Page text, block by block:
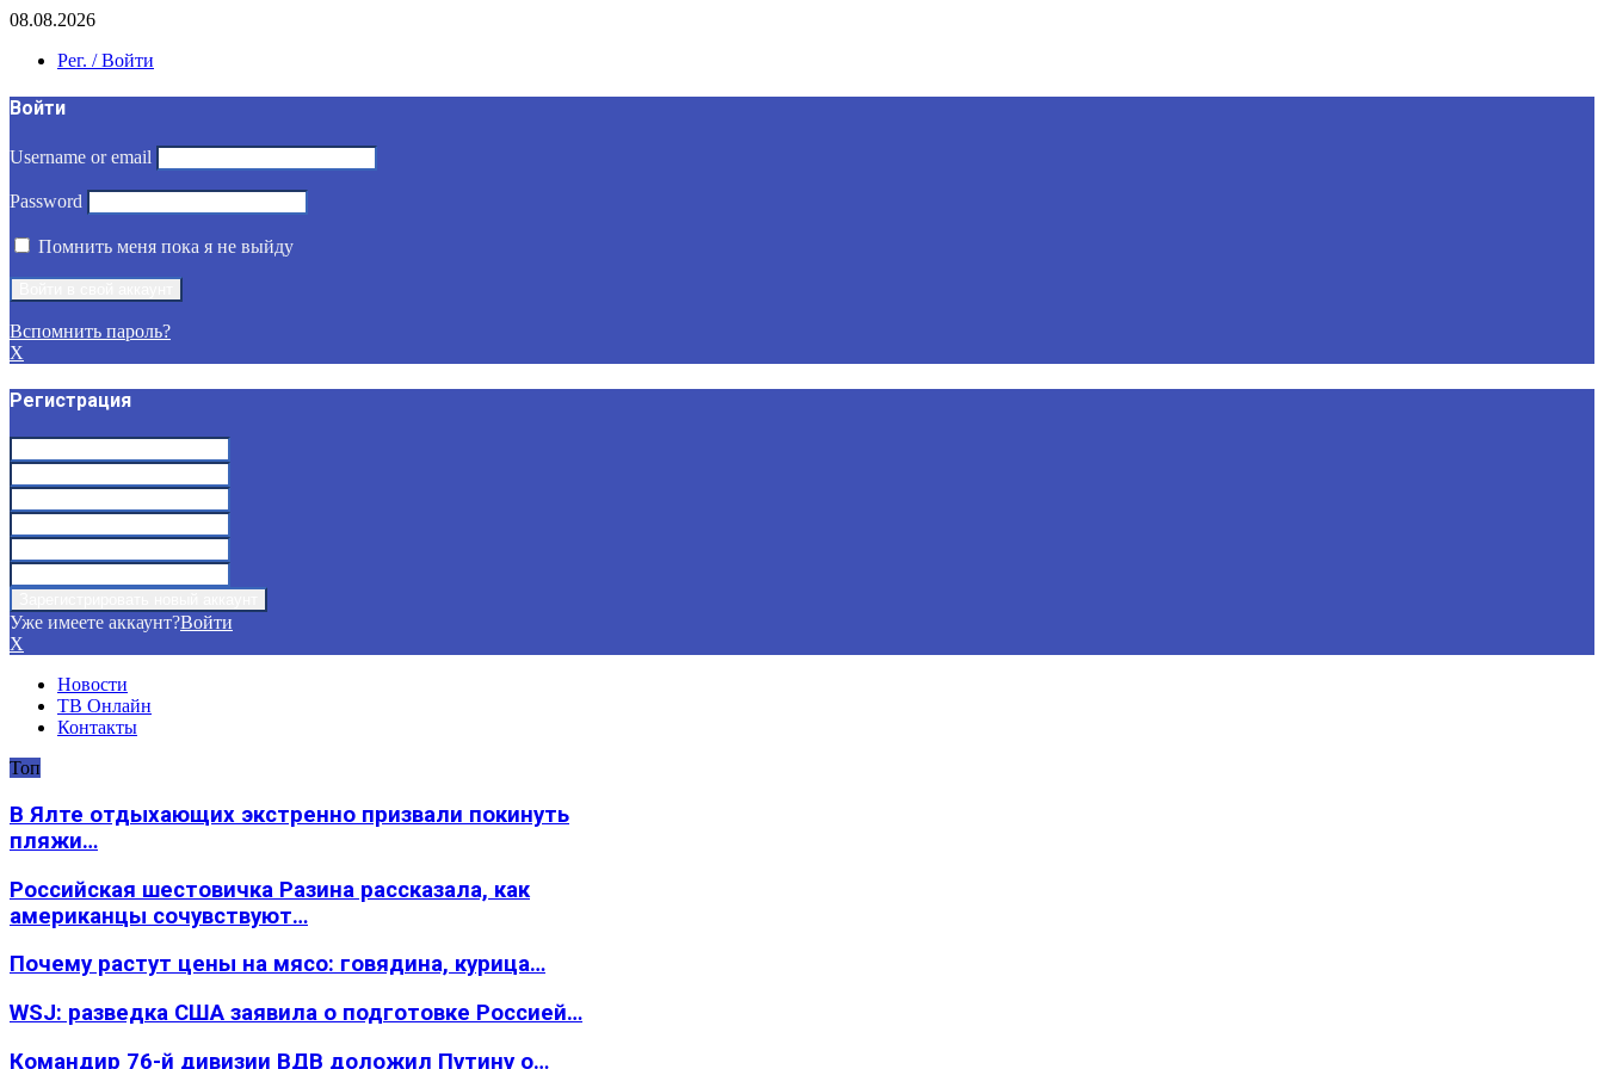
08.08.2026
Рег. / Войти
Войти
Username or email
Password
Помнить меня пока я не выйду
Вспомнить пароль?
X
Регистрация
Уже имеете аккаунт?Войти
X
Новости
ТВ Онлайн
Контакты
Топ
В Ялте отдыхающих экстренно призвали покинуть
пляжи…
Российская шестовичка Разина рассказала, как
американцы сочувствуют…
Почему растут цены на мясо: говядина, курица…
WSJ: разведка США заявила о подготовке Россией…
Командир 76-й дивизии ВДВ доложил Путину о…